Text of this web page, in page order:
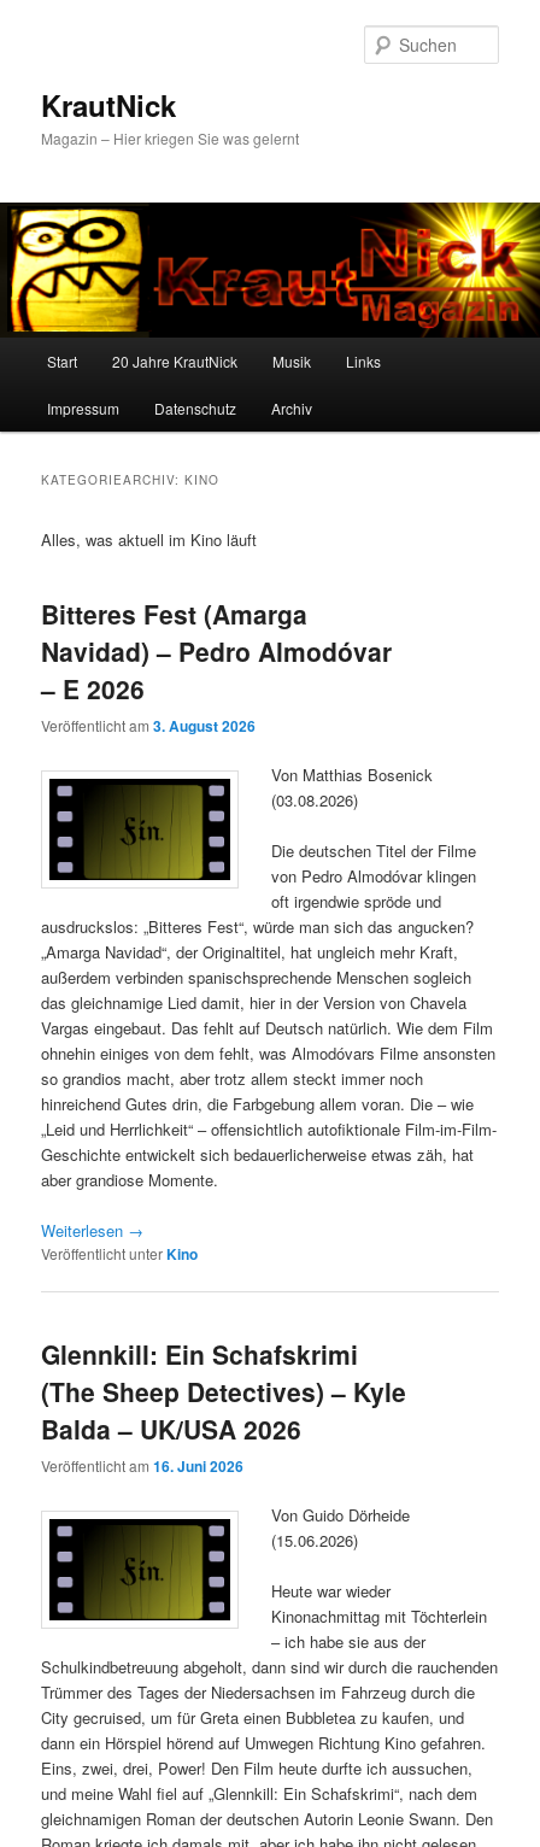
KrautNick
Magazin – Hier kriegen Sie was gelernt
Start 20 Jahre KrautNick Musik Links
Impressum Datenschutz Archiv
KATEGORIEARCHIV:KINO
Alles, was aktuell im Kino läuft
Bitteres Fest (Amarga
Navidad) – Pedro Almodóvar
– E 2026
Veröffentlicht am3. August 2026
Von Matthias Bosenick
(03.08.2026)
Die deutschen Titel der Filme
von Pedro Almodóvar klingen
oft irgendwie spröde und
ausdruckslos: „Bitteres Fest“, würde man sich das angucken?
„Amarga Navidad“, der Originaltitel, hat ungleich mehr Kraft,
außerdem verbinden spanischsprechende Menschen sogleich
das gleichnamige Lied damit, hier in der Version von Chavela
Vargas eingebaut. Das fehlt auf Deutsch natürlich. Wie dem Film
ohnehin einiges von dem fehlt, was Almodóvars Filme ansonsten
so grandios macht, aber trotz allem steckt immer noch
hinreichend Gutes drin, die Farbgebung allem voran. Die – wie
„Leid und Herrlichkeit“ – offensichtlich autofiktionale Film-im-Film-
Geschichte entwickelt sich bedauerlicherweise etwas zäh, hat
aber grandiose Momente.
Weiterlesen →
Veröffentlicht unterKino
Glennkill: Ein Schafskrimi
(The Sheep Detectives) – Kyle
Balda – UK/USA 2026
Veröffentlicht am16. Juni 2026
Von Guido Dörheide
(15.06.2026)
Heute war wieder
Kinonachmittag mit Töchterlein
– ich habe sie aus der
Schulkindbetreuung abgeholt, dann sind wir durch die rauchenden
Trümmer des Tages der Niedersachsen im Fahrzeug durch die
City gecruised, um für Greta einen Bubbletea zu kaufen, und
dann ein Hörspiel hörend auf Umwegen Richtung Kino gefahren.
Eins, zwei, drei, Power! Den Film heute durfte ich aussuchen,
und meine Wahl fiel auf „Glennkill: Ein Schafskrimi“, nach dem
gleichnamigen Roman der deutschen Autorin Leonie Swann. Den